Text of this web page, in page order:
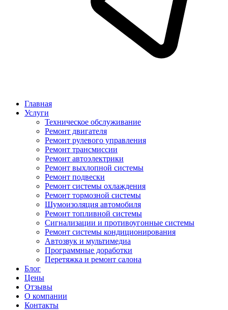
Главная
Услуги
Техническое обслуживание
Ремонт двигателя
Ремонт рулевого управления
Ремонт трансмиссии
Ремонт автоэлектрики
Ремонт выхлопной системы
Ремонт подвески
Ремонт системы охлаждения
Ремонт тормозной системы
Шумоизоляция автомобиля
Ремонт топливной системы
Сигнализации и противоугонные системы
Ремонт системы кондиционирования
Автозвук и мультимедиа
Программные доработки
Перетяжка и ремонт салона
Блог
Цены
Отзывы
О компании
Контакты